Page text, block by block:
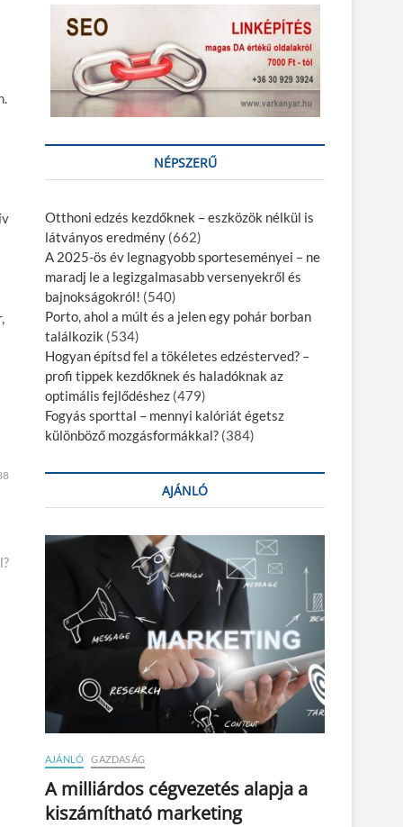
NÉPSZERŰ
Otthoni edzés kezdőknek – eszközök nélkül is
látványos eredmény (662)
A 2025-ös év legnagyobb sporteseményei – ne
maradj le a legizgalmasabb versenyekről és
bajnokságokról! (540)
Porto, ahol a múlt és a jelen egy pohár borban
találkozik (534)
Hogyan építsd fel a tökéletes edzésterved? –
profi tippek kezdőknek és haladóknak az
optimális fejlődéshez (479)
Fogyás sporttal – mennyi kalóriát égetsz
különböző mozgásformákkal? (384)
AJÁNLÓ
AJÁNLÓ GAZDASÁG
A milliárdos cégvezetés alapja a
kiszámítható marketing